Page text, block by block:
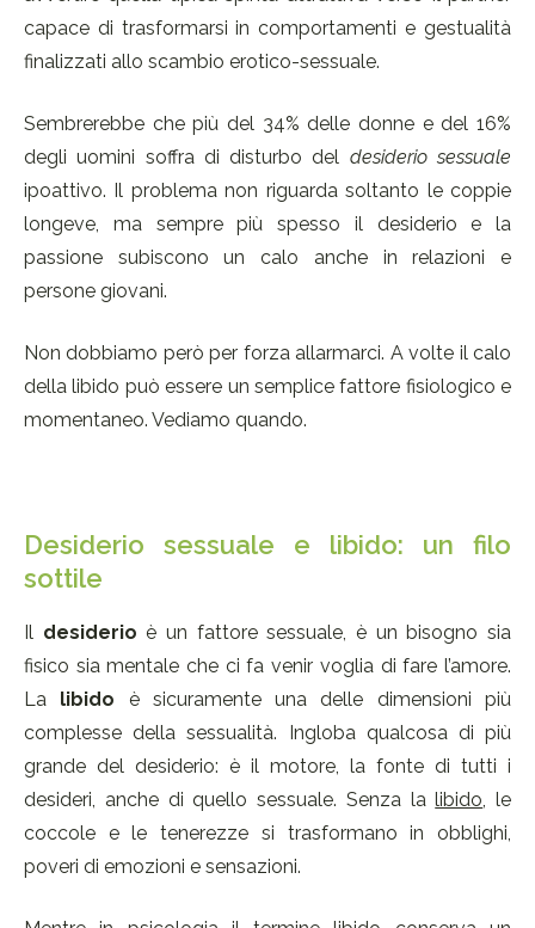
capace di trasformarsi in comportamenti e gestualità
finalizzati allo scambio erotico-sessuale.
Sembrerebbe che più del 34% delle donne e del 16%
degli uomini soffra di disturbo del desiderio sessuale
ipoattivo. Il problema non riguarda soltanto le coppie
longeve, ma sempre più spesso il desiderio e la
passione subiscono un calo anche in relazioni e
persone giovani.
Non dobbiamo però per forza allarmarci. A volte il calo
della libido può essere un semplice fattore fisiologico e
momentaneo. Vediamo quando.
Desiderio sessuale e libido: un filo
sottile
Il desiderio è un fattore sessuale, è un bisogno sia
fisico sia mentale che ci fa venir voglia di fare l’amore.
La libido è sicuramente una delle dimensioni più
complesse della sessualità. Ingloba qualcosa di più
grande del desiderio: è il motore, la fonte di tutti i
desideri, anche di quello sessuale. Senza lalibido, le
coccole e le tenerezze si trasformano in obblighi,
poveri di emozioni e sensazioni.